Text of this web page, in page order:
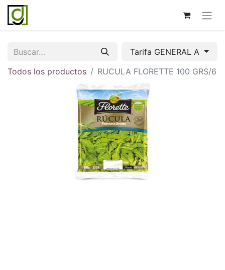
Tarifa GENERAL A
Todos los productos
RUCULA FLORETTE 100 GRS/6